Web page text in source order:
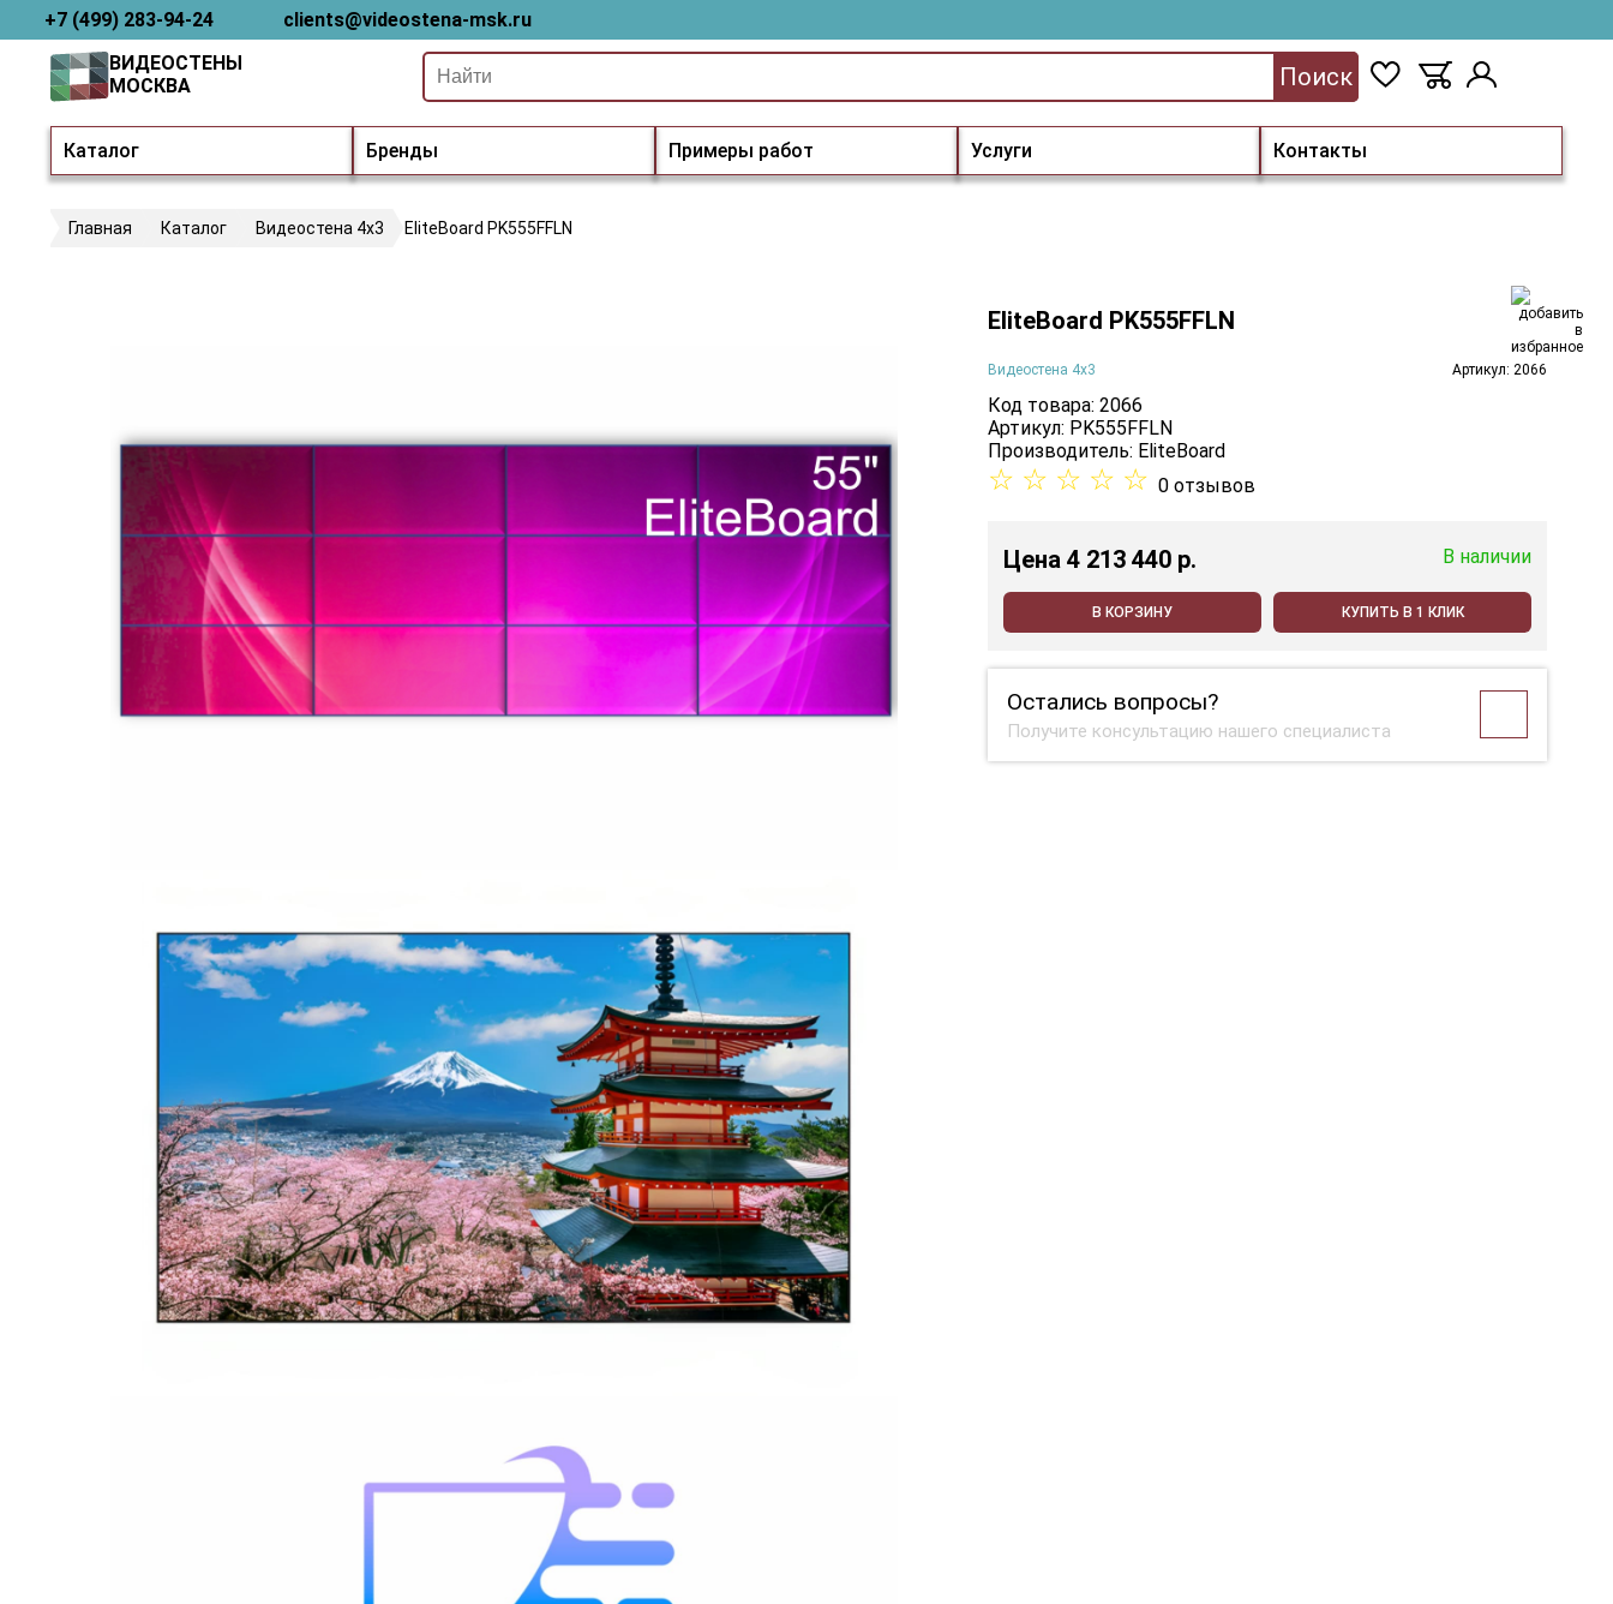
+7 (499) 283-94-24 clients@videostena-msk.ru
Каталог Бренды Примеры работ Услуги Контакты
ВИДЕОСТЕНЫ
МОСКВА
Поиск
Главная Каталог Видеостена 4х3 EliteBoard PK555FFLN
EliteBoard PK555FFLN
Видеостена 4х3 Артикул: 2066
Код товара: 2066
Артикул: PK555FFLN
Производитель: EliteBoard
☆ ☆ ☆ ☆ ☆ 0 отзывов
Цена4 213 440 p. В наличии
В КОРЗИНУ КУПИТЬ В 1 КЛИК
Остались вопросы?
Получите консультацию нашего специалиста